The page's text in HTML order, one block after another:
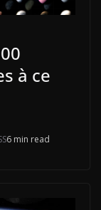
à ce
6 min read